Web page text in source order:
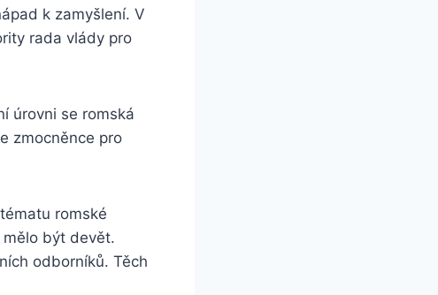
k zamyšlení. V
rada vlády pro
úrovni se romská
zmocněnce pro
romské
být devět.
odborníků. Těch